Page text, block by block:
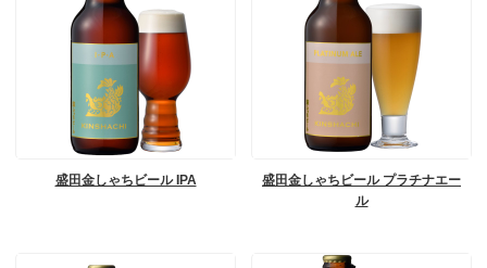
盛田金しゃちビール IPA
盛田金しゃちビール プラチナエー
ル